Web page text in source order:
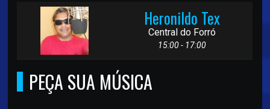
Heronildo Tex
Central do Forró
15:00 - 17:00
PEÇA SUA MÚSICA